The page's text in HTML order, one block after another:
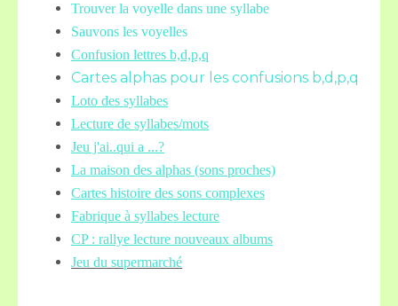
Trouver la voyelle dans une syllabe
Sauvons les voyelles
Confusion lettres b,d,p,q
Cartes alphas pour les confusions b,d,p,q
Loto des syllabes
Lecture de syllabes/mots
Jeu j'ai..qui a ...?
La maison des alphas (sons proches)
Cartes histoire des sons complexes
Fabrique à syllabes lecture
CP : rallye lecture nouveaux albums
Jeu du supermarché